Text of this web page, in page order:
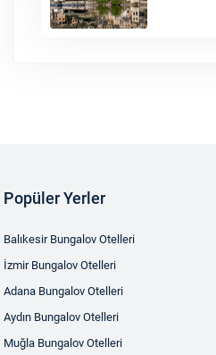
Popüler Yerler
Balıkesir Bungalov Otelleri
İzmir Bungalov Otelleri
Adana Bungalov Otelleri
Aydın Bungalov Otelleri
Muğla Bungalov Otelleri